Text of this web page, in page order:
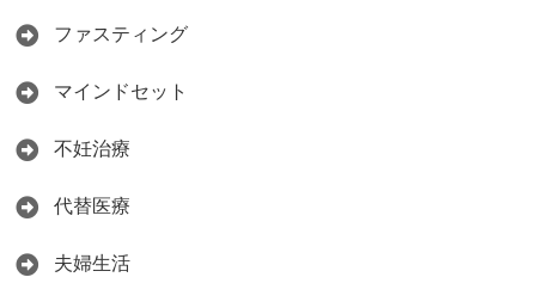
ファスティング
マインドセット
不妊治療
代替医療
夫婦生活